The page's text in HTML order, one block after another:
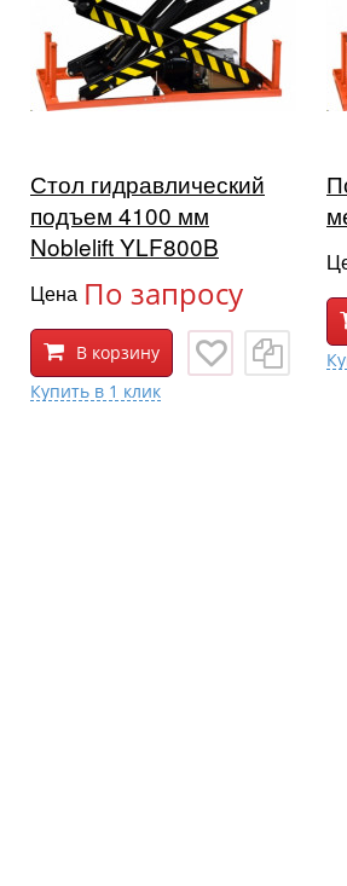
Стол гидравлический
подъем 4100 мм
Noblelift YLF800B
Цена По запросу
В корзину